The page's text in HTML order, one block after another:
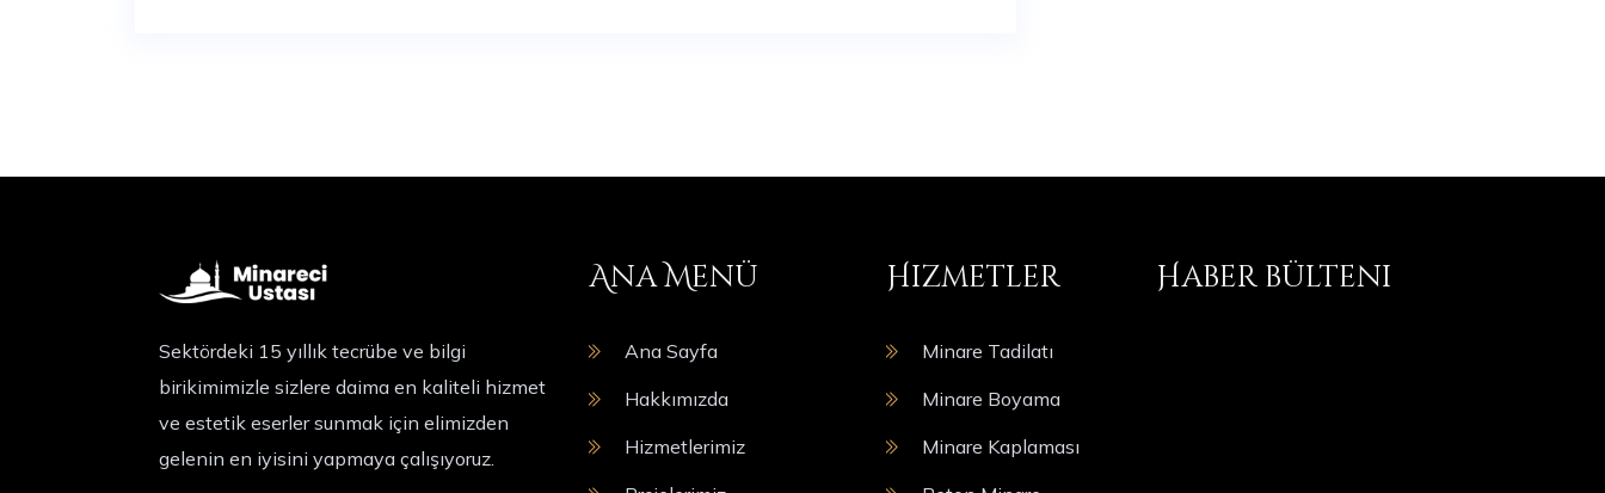
Sektördeki 15 yıllık tecrübe ve bilgi
birikimimizle sizlere daima en kaliteli hizmet
ve estetik eserler sunmak için elimizden
gelenin en iyisini yapmaya çalışıyoruz.
Ana Menü
Ana Sayfa
Hakkımızda
Hizmetlerimiz
Hizmetler
Minare Tadilatı
Minare Boyama
Minare Kaplaması
Haber bülteni